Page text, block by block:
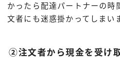
かったら配達パートナーの時
文者にも迷惑掛かってしまい
②注文者から現金を受け